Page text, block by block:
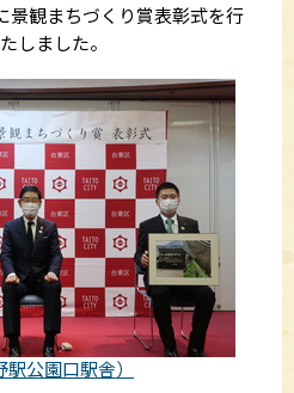
景観まちづくり賞表彰式を行
しました。
公園口駅舎）